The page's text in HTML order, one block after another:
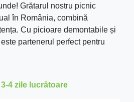
Grătarul nostru picnic
în România, combină
Cu picioare demontabile și
partenerul perfect pentru
în România de
4 zile lucrătoare